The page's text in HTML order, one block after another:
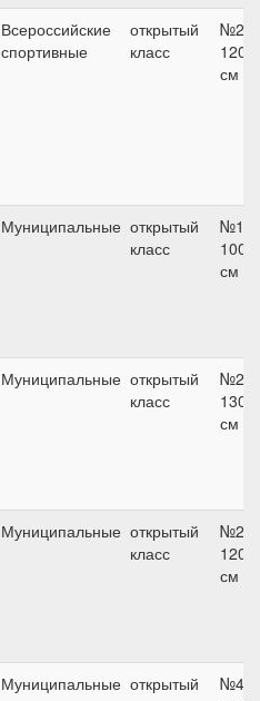
Всероссийские
спортивные
открытый
класс
№2,
120
см
Муниципальные открытый
класс
№1,
100
см
Муниципальные открытый
класс
№2,
130
см
Муниципальные открытый
класс
№2,
120
см
Муниципальные открытый
№4,